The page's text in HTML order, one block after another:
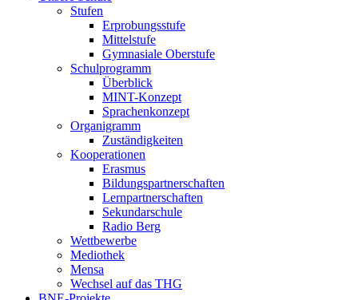
Stufen
Erprobungsstufe
Mittelstufe
Gymnasiale Oberstufe
Schulprogramm
Überblick
MINT-Konzept
Sprachenkonzept
Organigramm
Zuständigkeiten
Kooperationen
Erasmus
Bildungspartnerschaften
Lernpartnerschaften
Sekundarschule
Radio Berg
Wettbewerbe
Mediothek
Mensa
Wechsel auf das THG